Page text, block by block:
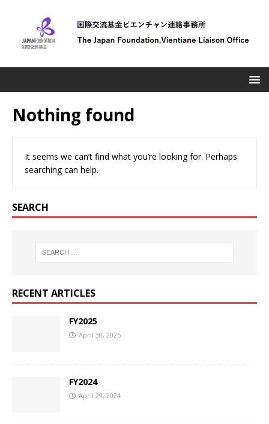
Nothing found
It seems we can’t find what you’re looking for. Perhaps
searching can help.
SEARCH
RECENT ARTICLES
FY2025
April 30, 2025
FY2024
April 29, 2024